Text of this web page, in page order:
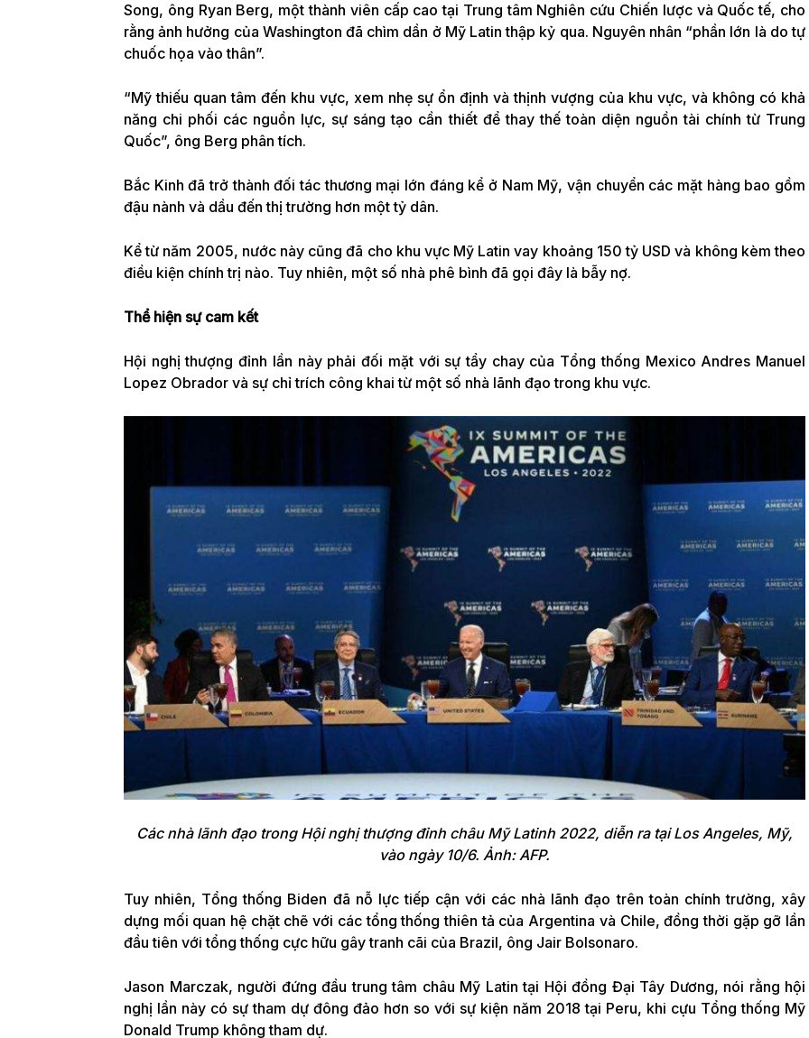
Song, ông Ryan Berg, một thành viên cấp cao tại Trung tâm Nghiên cứu Chiến lược và Quốc tế, cho
rằng ảnh hưởng của Washington đã chìm dần ở Mỹ Latin thập kỷ qua. Nguyên nhân “phần lớn là do tự
chuốc họa vào thân”.
“Mỹ thiếu quan tâm đến khu vực, xem nhẹ sự ổn định và thịnh vượng của khu vực, và không có khả
năng chi phối các nguồn lực, sự sáng tạo cần thiết để thay thế toàn diện nguồn tài chính từ Trung
Quốc”, ông Berg phân tích.
Bắc Kinh đã trở thành đối tác thương mại lớn đáng kể ở Nam Mỹ, vận chuyển các mặt hàng bao gồm
đậu nành và dầu đến thị trường hơn một tỷ dân.
Kể từ năm 2005, nước này cũng đã cho khu vực Mỹ Latin vay khoảng 150 tỷ USD và không kèm theo
điều kiện chính trị nào. Tuy nhiên, một số nhà phê bình đã gọi đây là bẫy nợ.
Thể hiện sự cam kết
Hội nghị thượng đỉnh lần này phải đối mặt với sự tẩy chay của Tổng thống Mexico Andres Manuel
Lopez Obrador và sự chỉ trích công khai từ một số nhà lãnh đạo trong khu vực.
Các nhà lãnh đạo trong Hội nghị thượng đỉnh châu Mỹ Latinh 2022, diễn ra tại Los Angeles, Mỹ,
vào ngày 10/6. Ảnh: AFP.
Tuy nhiên, Tổng thống Biden đã nỗ lực tiếp cận với các nhà lãnh đạo trên toàn chính trường, xây
dựng mối quan hệ chặt chẽ với các tổng thống thiên tả của Argentina và Chile, đồng thời gặp gỡ lần
đầu tiên với tổng thống cực hữu gây tranh cãi của Brazil, ông Jair Bolsonaro.
Jason Marczak, người đứng đầu trung tâm châu Mỹ Latin tại Hội đồng Đại Tây Dương, nói rằng hội
nghị lần này có sự tham dự đông đảo hơn so với sự kiện năm 2018 tại Peru, khi cựu Tổng thống Mỹ
Donald Trump không tham dự.